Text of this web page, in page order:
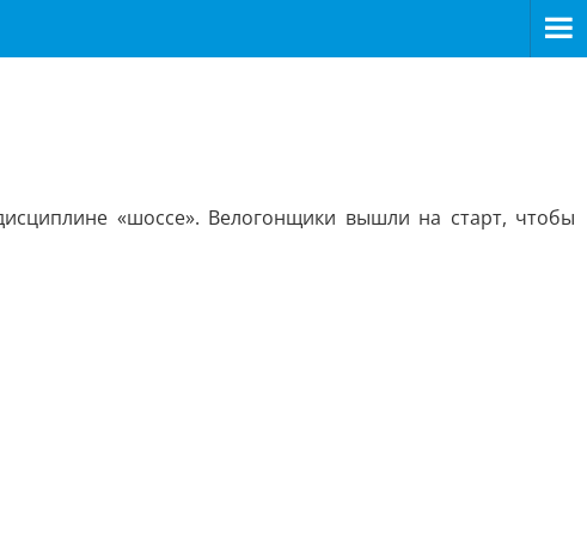
«шоссе». Велогонщики вышли на старт, чтобы